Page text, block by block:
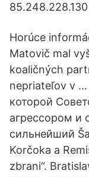
Horúce
Matovič mal
koaličných
nepriateľov v
которой
агрессором и
сильнейший
Korčoka a
zbrani“.